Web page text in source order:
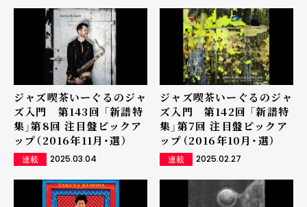
ジャズ喫茶いーぐるのジャ
ズ入門 第143回 「新譜特
集」第8回 注目盤ピックア
ップ（2016年11月・選）
連載 2025.03.04
ジャズ喫茶いーぐるのジャ
ズ入門 第142回 「新譜特
集」第7回 注目盤ピックア
ップ（2016年10月・選）
連載 2025.02.27